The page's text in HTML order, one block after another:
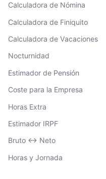
Calculadora de Nómina
Calculadora de Finiquito
Calculadora de Vacaciones
Nocturnidad
Estimador de Pensión
Coste para la Empresa
Horas Extra
Estimador IRPF
Bruto ↔ Neto
Horas y Jornada